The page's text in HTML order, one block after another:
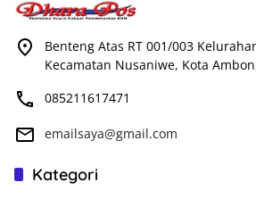
Benteng Atas RT 001/003
Kecamatan Nusaniwe, Kota
085211617471
emailsaya@gmail.com
Kategori